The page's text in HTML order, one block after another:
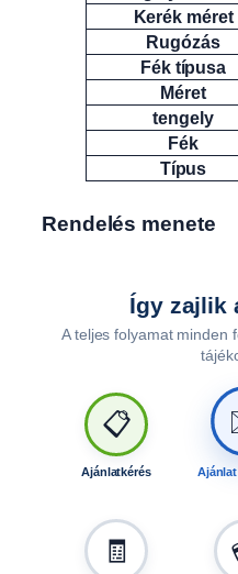
Kerék méret
Rugózás
Fék típusa
Méret
tengely
Fék
Típus
Rendelés menete
Így zajlik
A teljes folyamat minden
📋
Ajánlatkérés
🧾